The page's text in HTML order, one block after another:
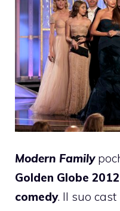
Modern Family
Golden Globe
comedy. Il suo